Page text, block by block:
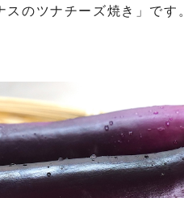
のツナチーズ焼き」です。